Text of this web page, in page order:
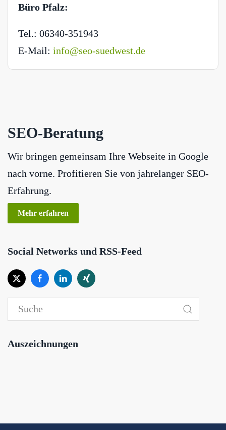
Büro Pfalz:
Tel.: 06340-351943
E-Mail: info@seo-suedwest.de
SEO-Beratung
Wir bringen gemeinsam Ihre Webseite in Google
nach vorne. Profitieren Sie von jahrelanger SEO-
Erfahrung.
Mehr erfahren
Social Networks und RSS-Feed
Auszeichnungen